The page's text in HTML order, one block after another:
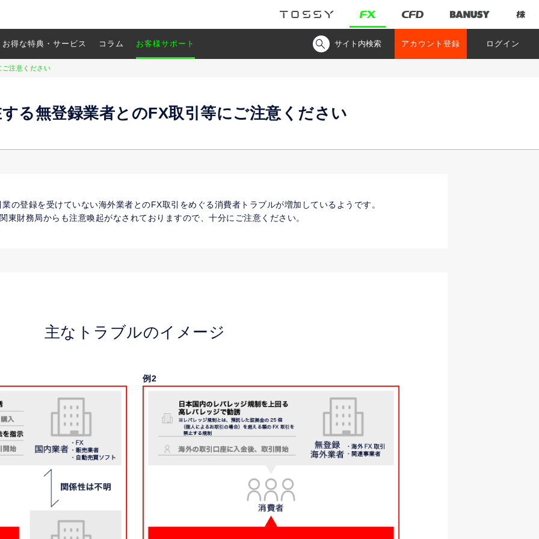
お得な特典・サービス コラム お客様サポート サイト内検索 アカウント登録 ログイン
ご注意ください
る無登録業者とのFX取引等にご注意ください
の登録を受けていない海外業者とのFX取引をめぐる消費者トラブルが増加しているようです。
東財務局からも注意喚起がなされておりますので、十分にご注意ください。
主なトラブルのイメージ
例2